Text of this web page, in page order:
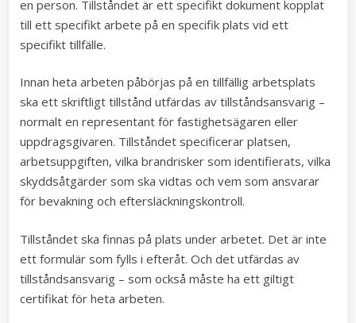
en person. Tillståndet är ett specifikt dokument kopplat
till ett specifikt arbete på en specifik plats vid ett
specifikt tillfälle.
Innan heta arbeten påbörjas på en tillfällig arbetsplats
ska ett skriftligt tillstånd utfärdas av tillståndsansvarig –
normalt en representant för fastighetsägaren eller
uppdragsgivaren. Tillståndet specificerar platsen,
arbetsuppgiften, vilka brandrisker som identifierats, vilka
skyddsåtgärder som ska vidtas och vem som ansvarar
för bevakning och eftersläckningskontroll.
Tillståndet ska finnas på plats under arbetet. Det är inte
ett formulär som fylls i efteråt. Och det utfärdas av
tillståndsansvarig – som också måste ha ett giltigt
certifikat för heta arbeten.